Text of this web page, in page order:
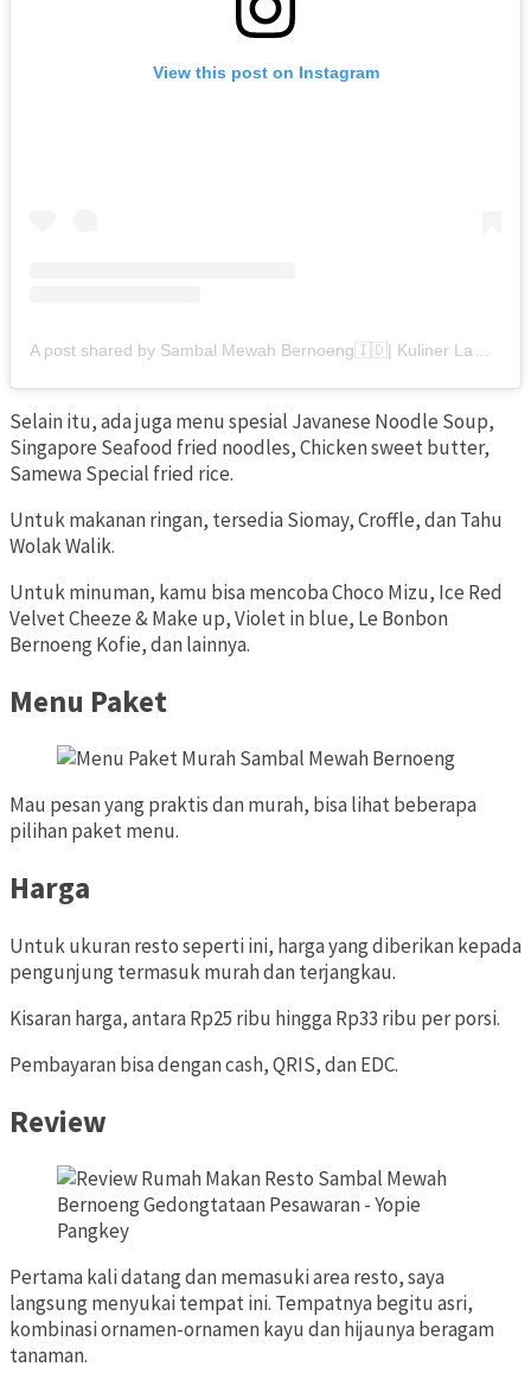
View this post on Instagram
Selain itu, ada juga menu spesial Javanese Noodle Soup,
Singapore Seafood fried noodles, Chicken sweet butter,
Samewa Special fried rice.
Untuk makanan ringan, tersedia Siomay, Croffle, dan Tahu
Wolak Walik.
Untuk minuman, kamu bisa mencoba Choco Mizu, Ice Red
Velvet Cheeze & Make up, Violet in blue, Le Bonbon
Bernoeng Kofie, dan lainnya.
Menu Paket
Mau pesan yang praktis dan murah, bisa lihat beberapa
pilihan paket menu.
Harga
Untuk ukuran resto seperti ini, harga yang diberikan kepada
pengunjung termasuk murah dan terjangkau.
Kisaran harga, antara Rp25 ribu hingga Rp33 ribu per porsi.
Pembayaran bisa dengan cash, QRIS, dan EDC.
Review
Pertama kali datang dan memasuki area resto, saya
langsung menyukai tempat ini. Tempatnya begitu asri,
kombinasi ornamen-ornamen kayu dan hijaunya beragam
tanaman.